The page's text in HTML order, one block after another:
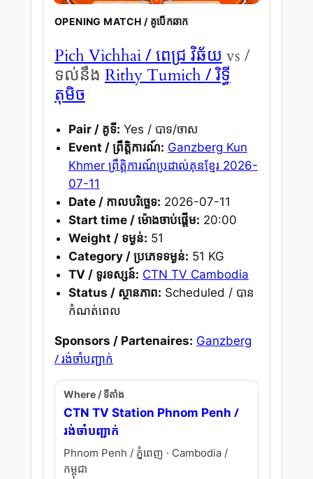
OPENING MATCH / គូបើកឆាក
Pich Vichhai/ ពេជ្រ វិឆ័យ vs /
ទល់នឹង Rithy Tumich / រិទ្ធី
តុមិច
Pair / គូទី: Yes / បាទ/ចាស
Event / ព្រឹត្តិការណ៍: Ganzberg Kun
Khmer ព្រឹត្តិការណ៍ប្រដាល់គុនខ្មែរ 2026-
07-11
Date / កាលបរិច្ឆេទ: 2026-07-11
Start time / ម៉ោងចាប់ផ្តើម: 20:00
Weight / ទម្ងន់: 51
Category / ប្រភេទទម្ងន់: 51 KG
TV / ទូរទស្សន៍: CTN TV Cambodia
Status / ស្ថានភាព: Scheduled / បាន
កំណត់ពេល
Sponsors / Partenaires: Ganzberg
/ រង់ចាំបញ្ជាក់
Where / ទីតាំង
CTN TV Station Phnom Penh /
រង់ចាំបញ្ជាក់
Phnom Penh / ភ្នំពេញ · Cambodia /
កម្ពុជា